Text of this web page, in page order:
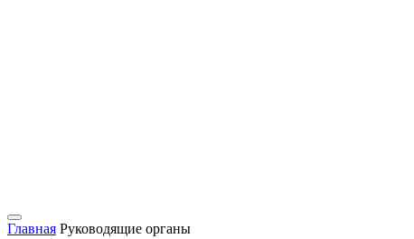
Главная Руководящие органы